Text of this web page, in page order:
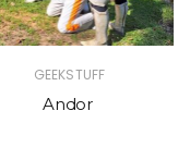
GEEKSTUFF
Andor